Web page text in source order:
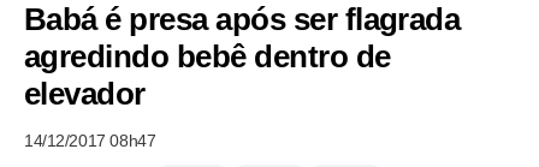
Babá é presa após ser flagrada
agredindo bebê dentro de
elevador
14/12/2017 08h47